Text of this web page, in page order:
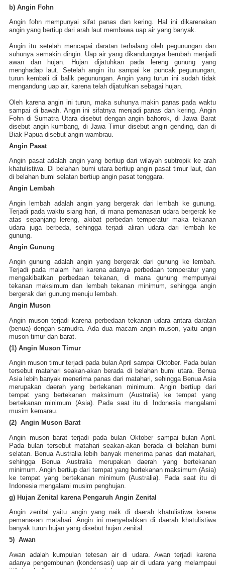
b) Angin Fohn
Angin fohn mempunyai sifat panas dan kering. Hal ini dikarenakan
angin yang bertiup dari arah laut membawa uap air yang banyak.
Angin itu setelah mencapai daratan terhalang oleh pegunungan dan
suhunya semakin dingin. Uap air yang dikandungnya berubah menjadi
awan dan hujan. Hujan dijatuhkan pada lereng gunung yang
menghadap laut. Setelah angin itu sampai ke puncak pegunungan,
turun kembali di balik pegunungan. Angin yang turun ini sudah tidak
mengandung uap air, karena telah dijatuhkan sebagai hujan.
Oleh karena angin ini turun, maka suhunya makin panas pada waktu
sampai di bawah. Angin ini sifatnya menjadi panas dan kering. Angin
Fohn di Sumatra Utara disebut dengan angin bahorok, di Jawa Barat
disebut angin kumbang, di Jawa Timur disebut angin gending, dan di
Biak Papua disebut angin wambrau.
Angin Pasat
Angin pasat adalah angin yang bertiup dari wilayah subtropik ke arah
khatulistiwa. Di belahan bumi utara bertiup angin pasat timur laut, dan
di belahan bumi selatan bertiup angin pasat tenggara.
Angin Lembah
Angin lembah adalah angin yang bergerak dari lembah ke gunung.
Terjadi pada waktu siang hari, di mana pemanasan udara bergerak ke
atas sepanjang lereng, akibat perbedan temperatur maka tekanan
udara juga berbeda, sehingga terjadi aliran udara dari lembah ke
gunung.
Angin Gunung
Angin gunung adalah angin yang bergerak dari gunung ke lembah.
Terjadi pada malam hari karena adanya perbedaan temperatur yang
mengakibatkan perbedaan tekanan, di mana gunung mempunyai
tekanan maksimum dan lembah tekanan minimum, sehingga angin
bergerak dari gunung menuju lembah.
Angin Muson
Angin muson terjadi karena perbedaan tekanan udara antara daratan
(benua) dengan samudra. Ada dua macam angin muson, yaitu angin
muson timur dan barat.
(1) Angin Muson Timur
Angin muson timur terjadi pada bulan April sampai Oktober. Pada bulan
tersebut matahari seakan-akan berada di belahan bumi utara. Benua
Asia lebih banyak menerima panas dari matahari, sehingga Benua Asia
merupakan daerah yang bertekanan minimum. Angin bertiup dari
tempat yang bertekanan maksimum (Australia) ke tempat yang
bertekanan minimum (Asia). Pada saat itu di Indonesia mangalami
musim kemarau.
(2) Angin Muson Barat
Angin muson barat terjadi pada bulan Oktober sampai bulan April.
Pada bulan tersebut matahari seakan-akan berada di belahan bumi
selatan. Benua Australia lebih banyak menerima panas dari matahari,
sehingga Benua Australia merupakan daerah yang bertekanan
minimum. Angin bertiup dari tempat yang bertekanan maksimum (Asia)
ke tempat yang bertekanan minimum (Australia). Pada saat itu di
Indonesia mengalami musim penghujan.
g) Hujan Zenital karena Pengaruh Angin Zenital
Angin zenital yaitu angin yang naik di daerah khatulistiwa karena
pemanasan matahari. Angin ini menyebabkan di daerah khatulistiwa
banyak turun hujan yang disebut hujan zenital.
5) Awan
Awan adalah kumpulan tetesan air di udara. Awan terjadi karena
adanya pengembunan (kondensasi) uap air di udara yang melampaui